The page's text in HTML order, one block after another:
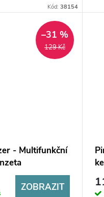
Kód: 38154
129 Kč
–31 %
- Multifunkční
ZOBRAZIT